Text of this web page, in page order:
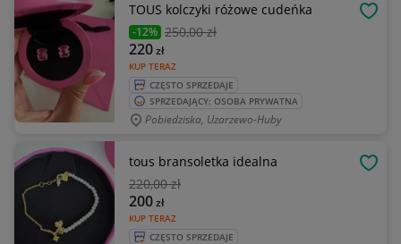
TOUS kolczyki różowe cudeńka
-12% 250,00 zł
KUP TERAZ
220zł
CZĘSTO SPRZEDAJE
SPRZEDAJĄCY: OSOBA PRYWATNA
Pobiedziska, Uzarzewo-Huby
tous bransoletka idealna
220,00 zł
KUP TERAZ
200zł
CZĘSTO SPRZEDAJE